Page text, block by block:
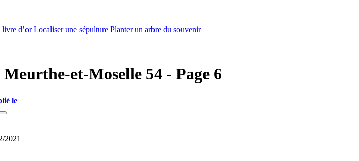
livre d’orLocaliser une sépulture Planter un arbre du souvenir
et-Moselle 54 - Page 6
le
2021